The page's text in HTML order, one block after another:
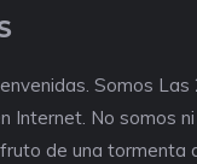
Somos Las
Internet. No somos
de una tormenta